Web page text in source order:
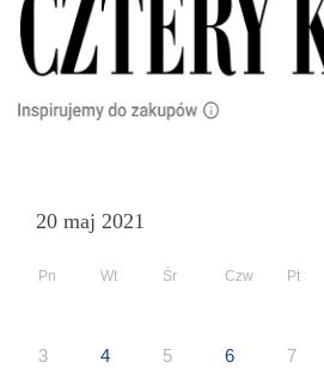
20 maj 2021
Pn Wt Śr Czw Pt
3 4 5 6 7